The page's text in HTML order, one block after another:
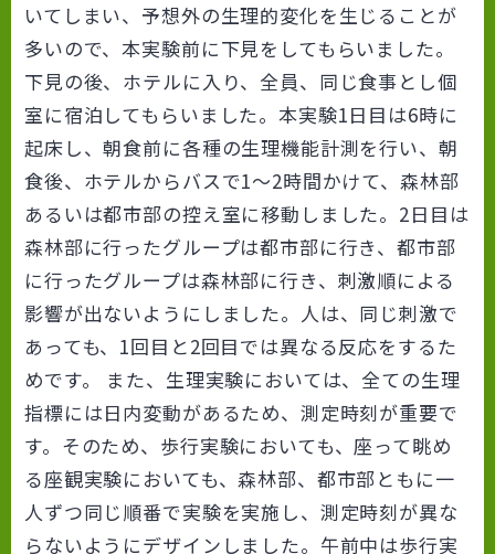
いてしまい、予想外の生理的変化を生じることが
多いので、本実験前に下見をしてもらいました。
下見の後、ホテルに入り、全員、同じ食事とし個
室に宿泊してもらいました。本実験1日目は6時に
起床し、朝食前に各種の生理機能計測を行い、朝
食後、ホテルからバスで1～2時間かけて、森林部
あるいは都市部の控え室に移動しました。2日目は
森林部に行ったグループは都市部に行き、都市部
に行ったグループは森林部に行き、刺激順による
影響が出ないようにしました。人は、同じ刺激で
あっても、1回目と2回目では異なる反応をするた
めです。 また、生理実験においては、全ての生理
指標には日内変動があるため、測定時刻が重要で
す。そのため、歩行実験においても、座って眺め
る座観実験においても、森林部、都市部ともに一
人ずつ同じ順番で実験を実施し、測定時刻が異な
らないようにデザインしました。午前中は歩行実